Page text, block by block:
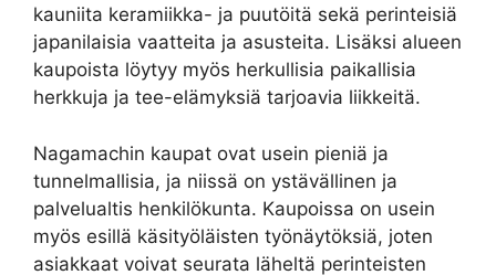
kauniita keramiikka- ja puutöitä sekä perinteisiä
japanilaisia vaatteita ja asusteita. Lisäksi alueen
kaupoista löytyy myös herkullisia paikallisia
herkkuja ja tee-elämyksiä tarjoavia liikkeitä.
Nagamachin kaupat ovat usein pieniä ja
tunnelmallisia, ja niissä on ystävällinen ja
palvelualtis henkilökunta. Kaupoissa on usein
myös esillä käsityöläisten työnäytöksiä, joten
asiakkaat voivat seurata läheltä perinteisten